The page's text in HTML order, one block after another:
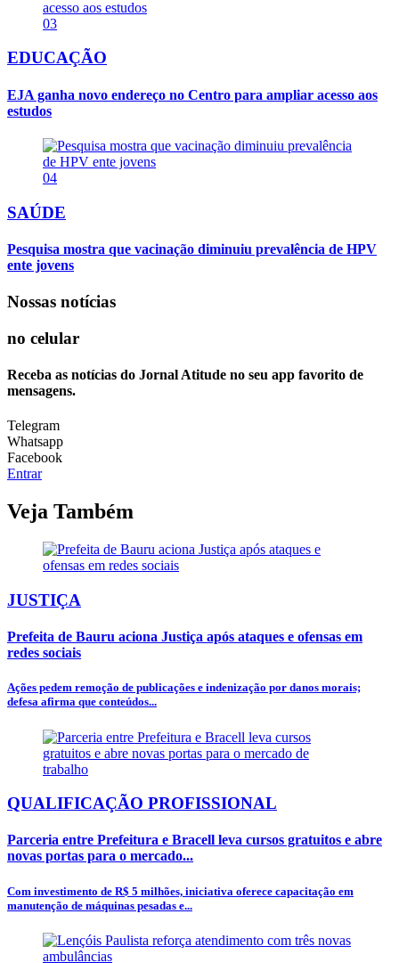
03
EDUCAÇÃO
EJA ganha novo endereço no Centro para ampliar acesso aos
estudos
04
SAÚDE
Pesquisa mostra que vacinação diminuiu prevalência de HPV
ente jovens
Nossas notícias
no celular
Receba as notícias do Jornal Atitude no seu app favorito de
mensagens.
Telegram
Whatsapp
Facebook
Entrar
Veja Também
JUSTIÇA
Prefeita de Bauru aciona Justiça após ataques e ofensas em
redes sociais
Ações pedem remoção de publicações e indenização por danos morais;
defesa afirma que conteúdos...
QUALIFICAÇÃO PROFISSIONAL
Parceria entre Prefeitura e Bracell leva cursos gratuitos e abre
novas portas para o mercado...
Com investimento de R$ 5 milhões, iniciativa oferece capacitação em
manutenção de máquinas pesadas e...